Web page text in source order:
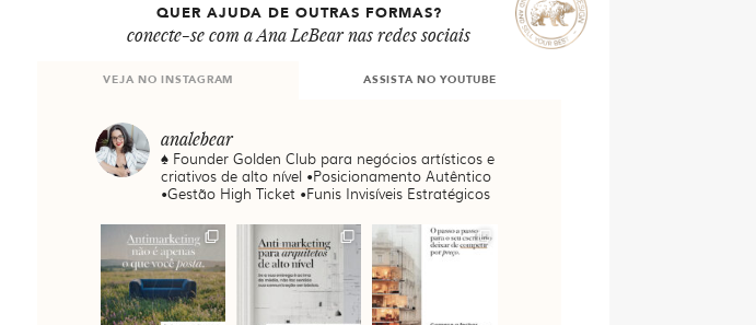
QUER AJUDA DE OUTRAS FORMAS?
conecte-se com a Ana LeBear nas redes sociais
VEJA NO INSTAGRAM ASSISTA NO YOUTUBE
analebear
♠️ Founder Golden Club para negócios artísticos e
criativos de alto nível•Posicionamento Autêntico
•Gestão High Ticket •Funis Invisíveis Estratégicos